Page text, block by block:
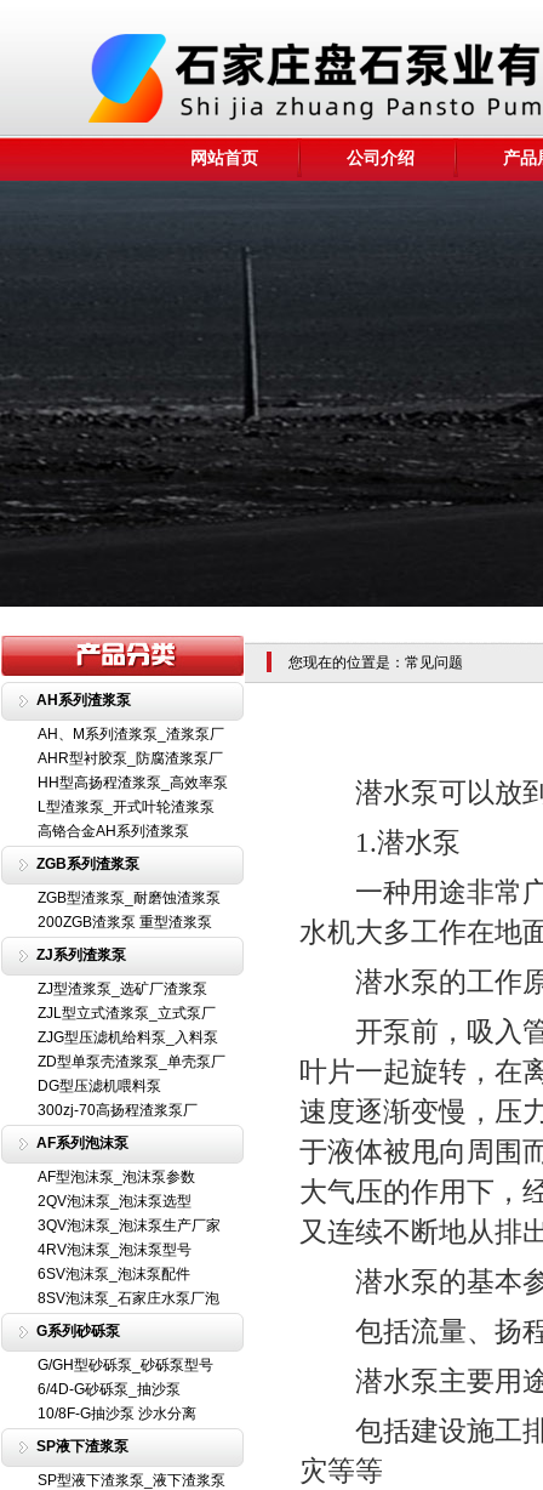
网站首页 公司介绍 产品
AH系列渣浆泵
AH、M系列渣浆泵_渣浆泵厂
AHR型衬胶泵_防腐渣浆泵厂
HH型高扬程渣浆泵_高效率泵
L型渣浆泵_开式叶轮渣浆泵
高铬合金AH系列渣浆泵
ZGB系列渣浆泵
ZGB型渣浆泵_耐磨蚀渣浆泵
200ZGB渣浆泵 重型渣浆泵
ZJ系列渣浆泵
ZJ型渣浆泵_选矿厂渣浆泵
ZJL型立式渣浆泵_立式泵厂
ZJG型压滤机给料泵_入料泵
ZD型单泵壳渣浆泵_单壳泵厂
DG型压滤机喂料泵
300zj-70高扬程渣浆泵厂
AF系列泡沫泵
AF型泡沫泵_泡沫泵参数
2QV泡沫泵_泡沫泵选型
3QV泡沫泵_泡沫泵生产厂家
4RV泡沫泵_泡沫泵型号
6SV泡沫泵_泡沫泵配件
8SV泡沫泵_石家庄水泵厂泡
G系列砂砾泵
G/GH型砂砾泵_砂砾泵型号
6/4D-G砂砾泵_抽沙泵
10/8F-G抽沙泵 沙水分离
SP液下渣浆泵
SP型液下渣浆泵_液下渣浆泵
您现在的位置是：常见问题
潜水泵可以放到
1.潜水泵
一种用途非常广
水机大多工作在地
潜水泵的工作
开泵前，吸入管
叶片一起旋转，在
速度逐渐变慢，压
于液体被甩向周围
大气压的作用下，
又连续不断地从排
潜水泵的基本
包括流量、扬程
潜水泵主要用途
包括建设施工排
灾等等